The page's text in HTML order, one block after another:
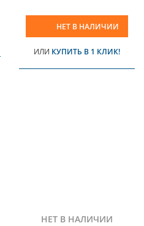
НЕТ В НАЛИЧИИ
ИЛИ КУПИТЬ В 1 КЛИК!
НЕТ В НАЛИЧИИ